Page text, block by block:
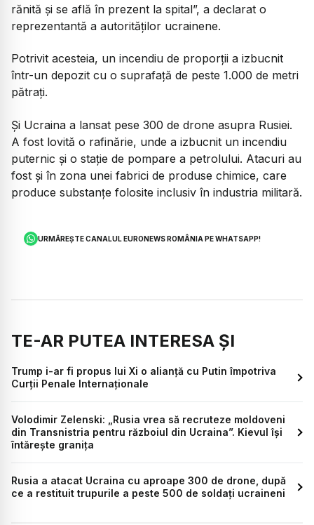
rănită și se află în prezent la spital”, a declarat o
reprezentantă a autorităților ucrainene.
Potrivit acesteia, un incendiu de proporții a izbucnit
într-un depozit cu o suprafață de peste 1.000 de metri
pătrați.
Și Ucraina a lansat pese 300 de drone asupra Rusiei.
A fost lovită o rafinărie, unde a izbucnit un incendiu
puternic și o stație de pompare a petrolului. Atacuri au
fost și în zona unei fabrici de produse chimice, care
produce substanțe folosite inclusiv în industria militară.
URMĂREȘTE CANALUL EURONEWS ROMÂNIA PE WHATSAPP!
TE-AR PUTEA INTERESA ȘI
Trump i-ar fi propus lui Xi o alianță cu Putin împotriva
Curții Penale Internaționale
Volodimir Zelenski: „Rusia vrea să recruteze moldoveni
din Transnistria pentru războiul din Ucraina”. Kievul își
întărește granița
Rusia a atacat Ucraina cu aproape 300 de drone, după
ce a restituit trupurile a peste 500 de soldați ucraineni